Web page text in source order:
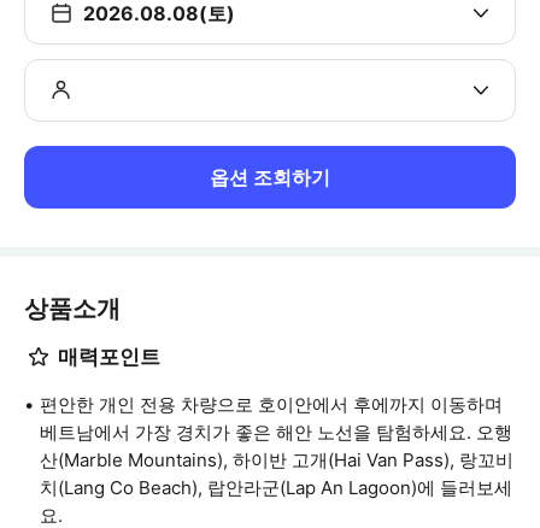
2026.08.08(토)
옵션 조회하기
상품소개
매력포인트
편안한 개인 전용 차량으로 호이안에서 후에까지 이동하며
베트남에서 가장 경치가 좋은 해안 노선을 탐험하세요. 오행
산(Marble Mountains), 하이반 고개(Hai Van Pass), 랑꼬비
치(Lang Co Beach), 랍안라군(Lap An Lagoon)에 들러보세
요.